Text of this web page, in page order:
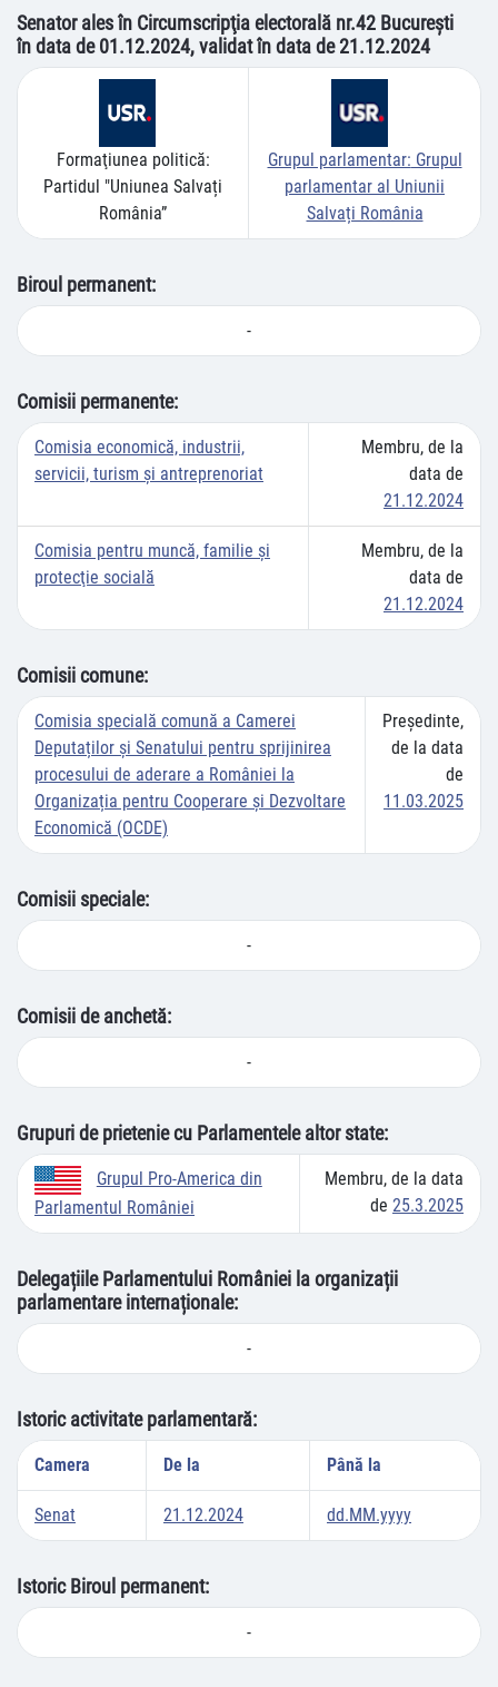
Senator ales în Circumscripţia electorală nr.42 Bucureşti
în data de 01.12.2024, validat în data de 21.12.2024
Formaţiunea politică:
Partidul "Uniunea Salvați
România”
Grupul parlamentar: Grupul
parlamentar al Uniunii
Salvați România
Biroul permanent:
-
Comisii permanente:
Comisia economică, industrii,
servicii, turism și antreprenoriat
Membru, de la
data de
21.12.2024
Comisia pentru muncă, familie şi
protecţie socială
Membru, de la
data de
21.12.2024
Comisii comune:
Comisia specială comună a Camerei
Deputaților și Senatului pentru sprijinirea
procesului de aderare a României la
Organizația pentru Cooperare și Dezvoltare
Economică (OCDE)
Preşedinte,
de la data
de
11.03.2025
Comisii speciale:
-
Comisii de anchetă:
-
Grupuri de prietenie cu Parlamentele altor state:
Grupul Pro-America din
Parlamentul României
Membru, de la data
de 25.3.2025
Delegațiile Parlamentului României la organizații
parlamentare internaționale:
-
Istoric activitate parlamentară:
Camera De la Până la
Senat 21.12.2024 dd.MM.yyyy
Istoric Biroul permanent:
-